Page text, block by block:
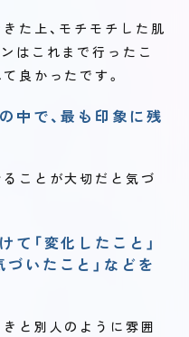
た上、モチモチした肌
はこれまで行ったこ
良かったです。
中で、最も印象に残
ことが大切だと気づ
て「変化したこと」
づいたこと」などを
と別人のように雰囲